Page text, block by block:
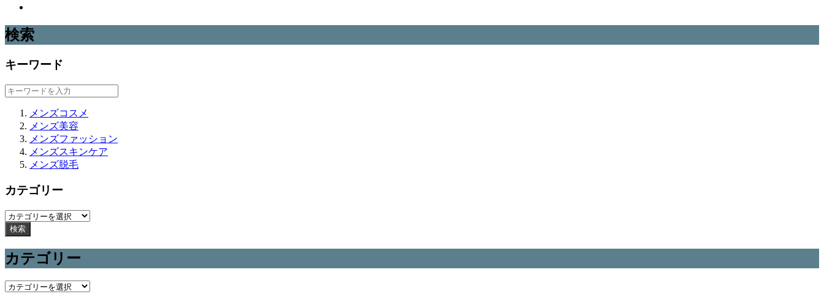
検索
キーワード
メンズコスメ
メンズ美容
メンズファッション
メンズスキンケア
メンズ脱毛
カテゴリー
検索
カテゴリー
カ